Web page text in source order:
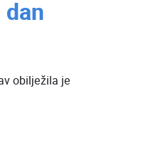
obilježila je